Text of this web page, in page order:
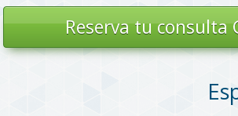
Reserva tuconsulta